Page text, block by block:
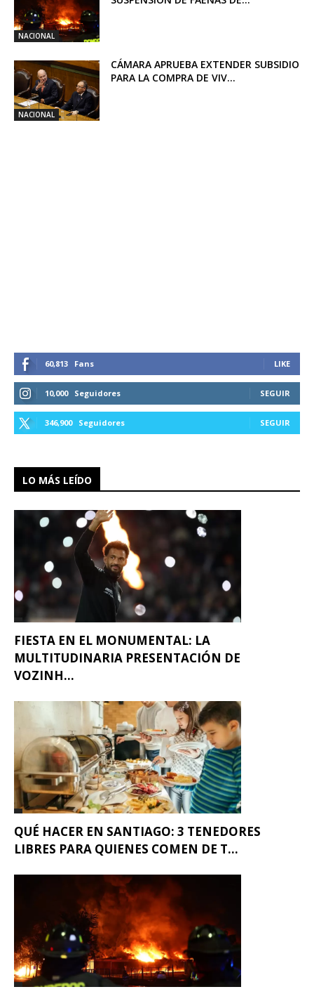
NACIONAL
NACIONAL
CÁMARA APRUEBA EXTENDER SUBSIDIO
PARA LA COMPRA DE VIV...
60,813 Fans LIKE
10,000 Seguidores SEGUIR
346,900 Seguidores SEGUIR
LO MÁS LEÍDO
FIESTA EN EL MONUMENTAL: LA
MULTITUDINARIA PRESENTACIÓN DE
VOZINH...
QUÉ HACER EN SANTIAGO: 3 TENEDORES
LIBRES PARA QUIENES COMEN DE T...